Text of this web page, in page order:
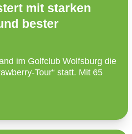
mit starken
bester
im Golfclub Wolfsburg die
Tour“ statt. Mit 65